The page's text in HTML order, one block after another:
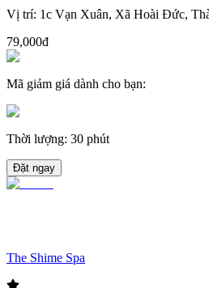
Vị trí: 1c Vạn Xuân, Xã Hoài Đức,
79,000đ
Mã giảm giá dành cho bạn:
Thời lượng: 30 phút
Đặt ngay
The Shime Spa